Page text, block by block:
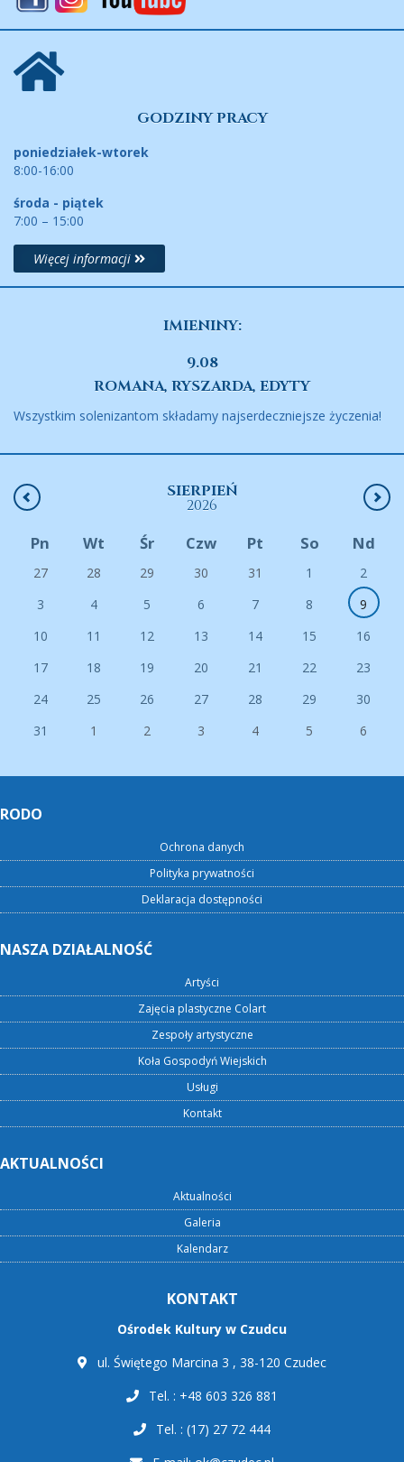
GODZINY PRACY
poniedziałek-wtorek
8:00-16:00
środa - piątek
7:00 – 15:00
Więcej informacji
IMIENINY:
9.08
ROMANA, RYSZARDA, EDYTY
Wszystkim solenizantom składamy najserdeczniejsze życzenia!
SIERPIEŃ
2026
Pn Wt Śr Czw Pt So Nd
27 28 29 30 31 1
2
3
4 5 6 7 8
9
10
11 12 13 14 15
16
17
18 19 20 21 22
23
24
25 26 27 28 29
30
31
1 2 3 4 5 6
RODO
Ochrona danych
Polityka prywatności
Deklaracja dostępności
NASZA DZIAŁALNOŚĆ
Artyści
Zajęcia plastyczne Colart
Zespoły artystyczne
Koła Gospodyń Wiejskich
Usługi
Kontakt
AKTUALNOŚCI
Aktualności
Galeria
Kalendarz
KONTAKT
Ośrodek Kultury w Czudcu
ul. Świętego Marcina 3 , 38-120 Czudec
Tel. : +48 603 326 881
Tel. : (17) 27 72 444